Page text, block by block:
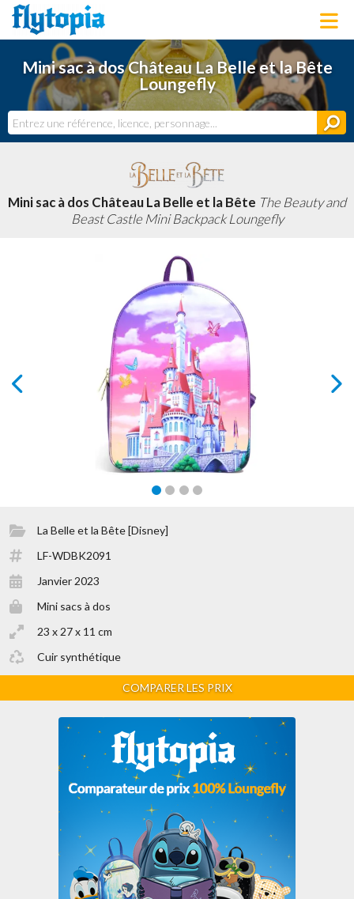
LOUNGEFLY
LICENCES
NOUVEAUTÉS
BONS PLANS
ACTUALITÉS
DERNIERS AJOUTS
Mini sac à dos Château La Belle et la Bête
Loungefly
Mini sac à dos Château La Belle et la Bête The Beauty and
Beast Castle Mini Backpack Loungefly
La Belle et la Bête [Disney]
LF-WDBK2091
Janvier 2023
Mini sacs à dos
23 x 27 x 11 cm
Cuir synthétique
COMPARER LES PRIX